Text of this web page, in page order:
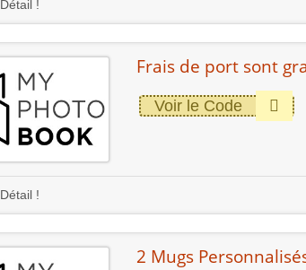
Détail !
Frais de port sont
Voir le Code
Détail !
2 Mugs